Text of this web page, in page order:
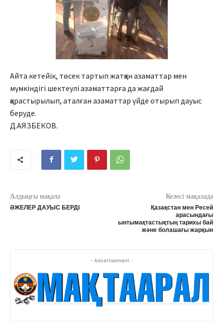
Айта кетейік, төсек тартып жатқан азаматтар мен
мүмкіндігі шектеулі азаматтарға да жағдай
қарастырылып, аталған азаматтар үйде отырып дауыс
беруде.
Д.АЯЗБЕКОВ.
Алдыңғы мақала
ӘЖЕЛЕР ДАУЫС БЕРДІ
Келесі мақалада
Қазақстан мен Ресей
арасындағы
ынтымақтастықтың тарихы бай
және болашағы жарқын
- Advertisement -